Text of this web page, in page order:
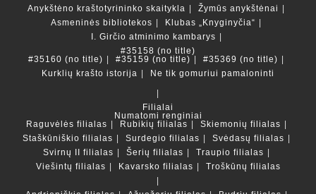
Anykštėno kraštotyrininko skaitykla
Žymūs anykštėnai
Asmeninės bibliotekos
Klubas „Knyginyčia“
I. Girčio atminimo kambarys
#35158 (no title)
#35160 (no title)
#35159 (no title)
#35369 (no title)
Kurklių krašto istorija
Ne tik gomuriui pamaloninti
Filialai
Numatomi renginiai
Raguvėlės filialas
Rubikių filialas
Skiemonių filialas
Staškūniškio filialas
Surdegio filialas
Svėdasų filialas
Svirnų II filialas
Šerių filialas
Traupio filialas
Viešintų filialas
Kavarsko filialas Troškūnų filialas